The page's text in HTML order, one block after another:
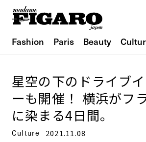
Fashion Paris Beauty
星空の下のドライブ
ーも開催！ 横浜がフ
に染まる4日間。
Culture 2021.11.08